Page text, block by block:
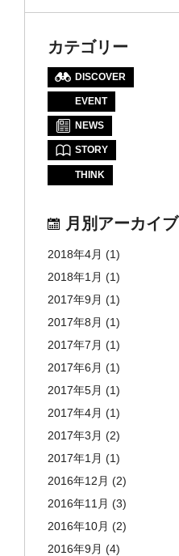
カテゴリー
DISCOVER
EVENT
NEWS
STORY
THINK
月別アーカイブ
2018年4月 (1)
2018年1月 (1)
2017年9月 (1)
2017年8月 (1)
2017年7月 (1)
2017年6月 (1)
2017年5月 (1)
2017年4月 (1)
2017年3月 (2)
2017年1月 (1)
2016年12月 (2)
2016年11月 (3)
2016年10月 (2)
2016年9月 (4)